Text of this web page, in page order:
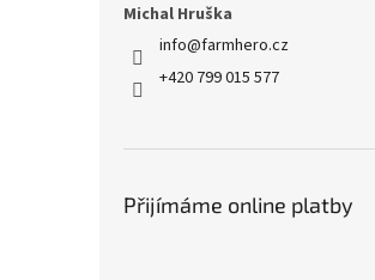
Michal Hruška
info@farmhero.cz
+420 799 015 577
Přijímáme online platby